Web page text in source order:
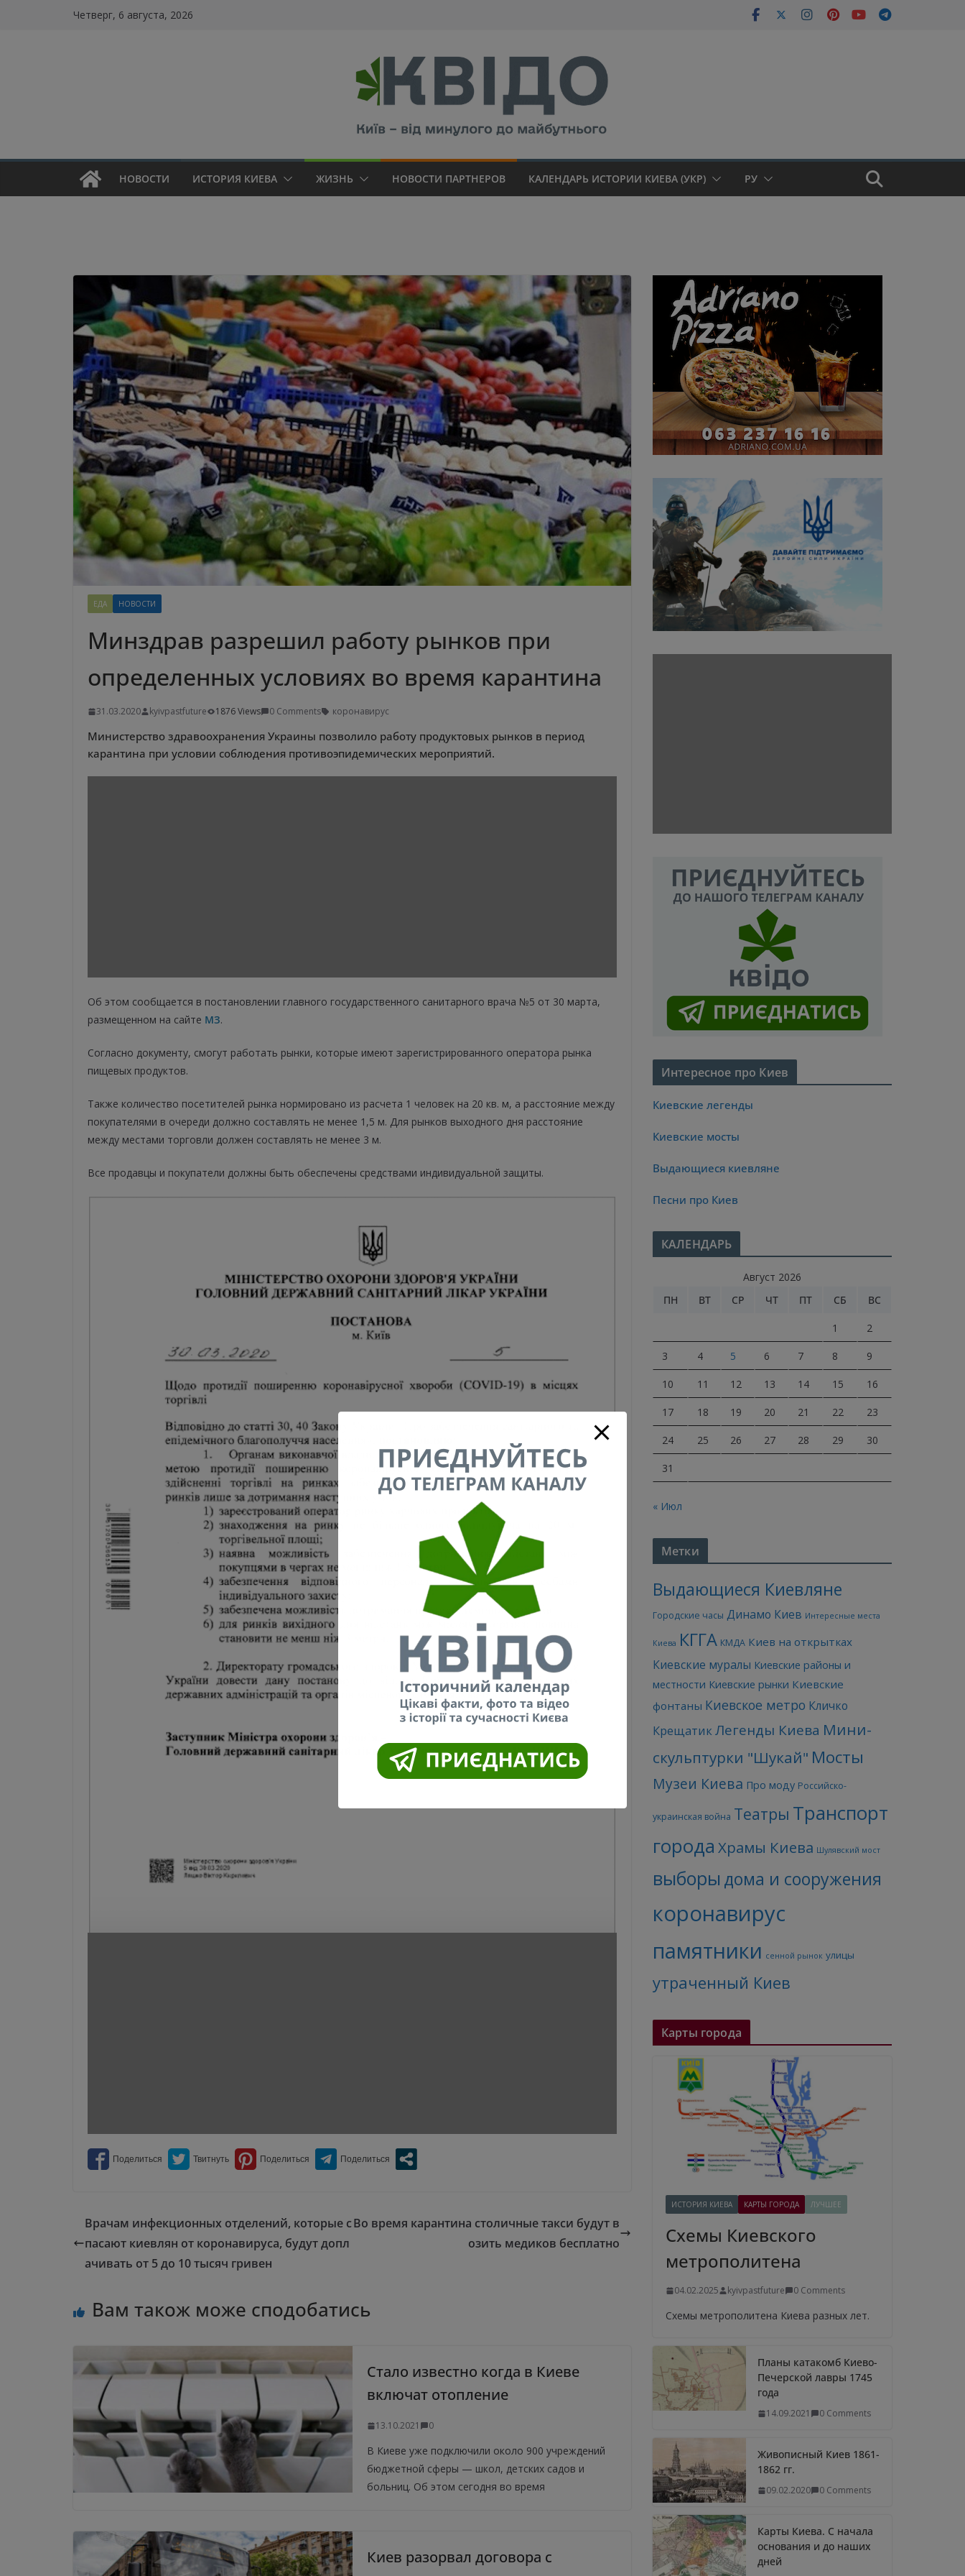
Четверг, 6 августа, 2026
НОВОСТИ ИСТОРИЯ КИЕВА ЖИЗНЬ НОВОСТИ ПАРТНЕРОВ КАЛЕНДАРЬ ИСТОРИИ КИЕВА (УКР) РУ
ЕДА НОВОСТИ
Минздрав разрешил работу рынков при
определенных условиях во время карантина
31.03.2020 kyivpastfuture 1876 Views 0 Comments коронавирус
Министерство здравоохранения Украины позволило работу продуктовых рынков в период
карантина при условии соблюдения противоэпидемических мероприятий.
Об этом сообщается в постановлении главного государственного санитарного врача №5 от 30 марта,
размещенном на сайте МЗ.
Согласно документу, смогут работать рынки, которые имеют зарегистрированного оператора рынка
пищевых продуктов.
Также количество посетителей рынка нормировано из расчета 1 человек на 20 кв. м, а расстояние между
покупателями в очереди должно составлять не менее 1,5 м. Для рынков выходного дня расстояние
между местами торговли должен составлять не менее 3 м.
Все продавцы и покупатели должны быть обеспечены средствами индивидуальной защиты.
Врачам инфекционных отделений, которые с
пасают киевлян от коронавируса, будут допл
ачивать от 5 до 10 тысяч гривен
Во время карантина столичные такси будут в
озить медиков бесплатно
Вам також може сподобатись
Стало известно когда в Киеве
включат отопление
13.10.2021 0
В Киеве уже подключили около 900 учреждений
бюджетной сферы — школ, детских садов и
больниц. Об этом сегодня во время
Киев разорвал договора с
Интересное про Киев
Киевские легенды
Киевские мосты
Выдающиеся киевляне
Песни про Киев
КАЛЕНДАРЬ
Август 2026
ПН
ВТ СР ЧТ ПТ СБ ВС
1 2
3 4 5 6 7 8 9
10 11 12 13 14 15 16
17 18 19 20 21 22 23
24 25 26 27 28 29 30
31
« Июл
Метки
Выдающиеся Киевляне
Городские часы Динамо Киев Интересные места
Киева КГГА КМДА Киев на открытках
Киевские муралы Киевские районы и
местности Киевские рынки Киевские
фонтаны Киевское метро Кличко
КрещатикЛегенды Киева Мини-
скульптурки "Шукай" Мосты
Музеи Киева Про моду Российско-
украинская война Театры Транспорт
города Храмы Киева Шулявский мост
выборы дома и сооружения
коронавирус
памятники сенной рынок улицы
утраченный Киев
Карты города
ИСТОРИЯ КИЕВА КАРТЫ ГОРОДА ЛУЧШЕЕ
Схемы Киевского
метрополитена
04.02.2025 kyivpastfuture 0 Comments
Схемы метрополитена Киева разных лет.
Планы катакомб Киево-
Печерской лавры 1745
года
14.09.2021 0 Comments
Живописный Киев 1861-
1862 гг.
09.02.2020 0 Comments
Карты Киева. С начала
основания и до наших
дней